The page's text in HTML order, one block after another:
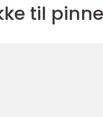
til